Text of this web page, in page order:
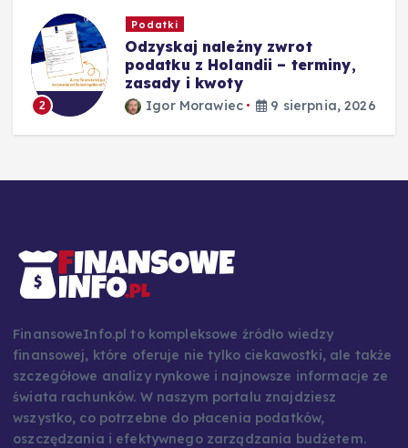
3
Biznes
Maszt wózka widłowego a
efektywność magazynu –
najważniejsze informacje
Igor Morawiec 9 sierpnia, 2026
FinansoweInfo.pl to kompleksowe źródło wiedzy
finansowej, które oferuje nie tylko ciekawostki, ale także
szczegółowe analizy rynkowe i najnowsze informacje ze
świata rachunków. W naszym portalu znajdziesz
wszystko, co potrzebne do płacenia podatków,
oszczędzania i efektywnego zarządzania budżetem.